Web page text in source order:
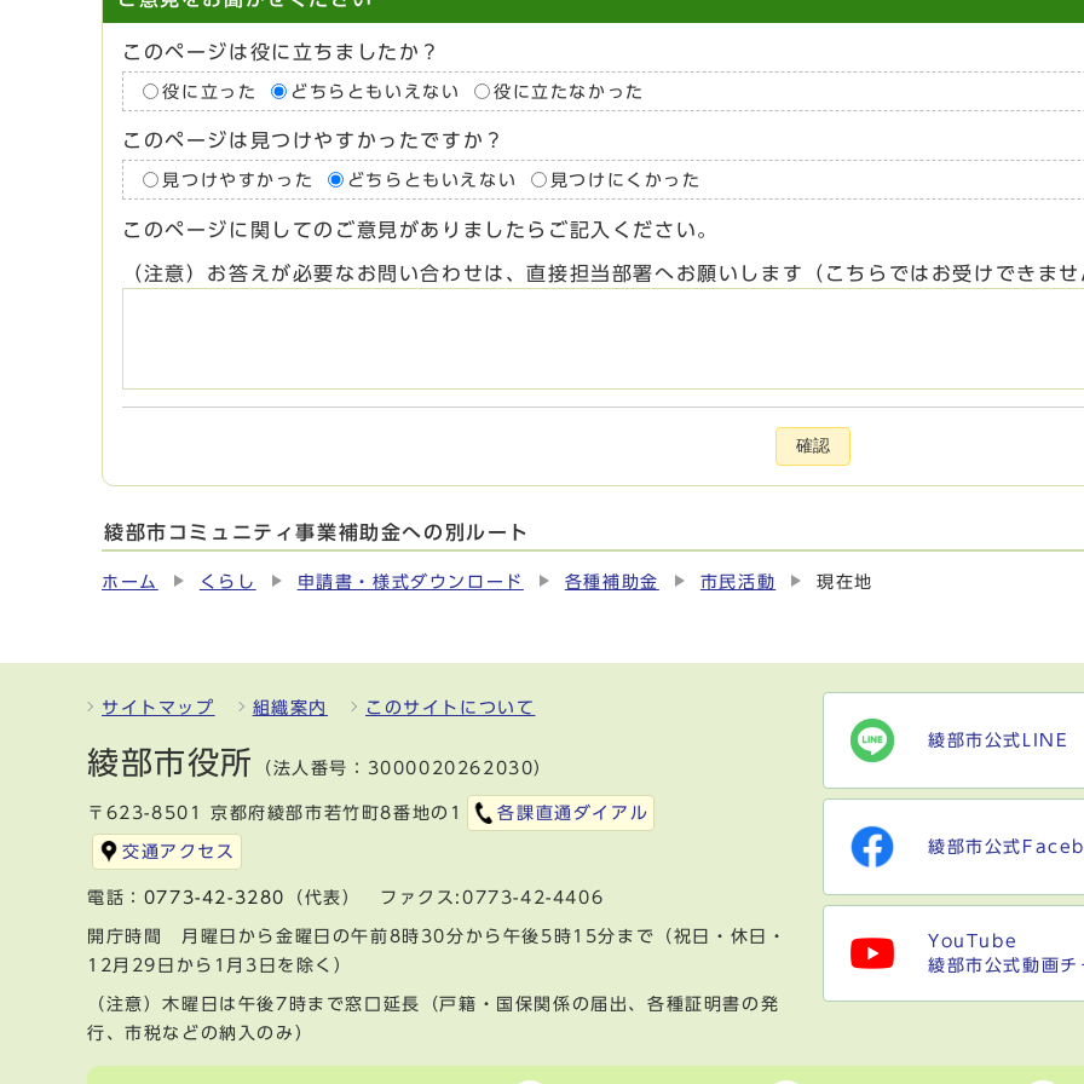
このページは役に立ちましたか？
役に立った どちらともいえない 役に立たなかった
このページは見つけやすかったですか？
見つけやすかった どちらともいえない 見つけにくかった
このページに関してのご意見がありましたらご記入ください。
（注意）お答えが必要なお問い合わせは、直接担当部署へお願いします（こちらではお受けできま
確認
綾部市コミュニティ事業補助金への別ルート
ホーム くらし 申請書・様式ダウンロード 各種補助金 市民活動 現在地
サイトマップ 組織案内 このサイトについて
綾部市役所 （法人番号：3000020262030）
〒623-8501 京都府綾部市若竹町8番地の1 各課直通ダイアル
交通アクセス
電話： 0773-42-3280 （代表） ファクス:0773-42-4406
開庁時間 月曜日から金曜日の午前8時30分から午後5時15分まで（祝日・休日・
12月29日から1月3日を除く）
（注意）木曜日は午後7時まで窓口延長（戸籍・国保関係の届出、各種証明書の発
行、市税などの納入のみ）
綾部市公式LINE
綾部市公式
YouTube
綾部市公式動画チ